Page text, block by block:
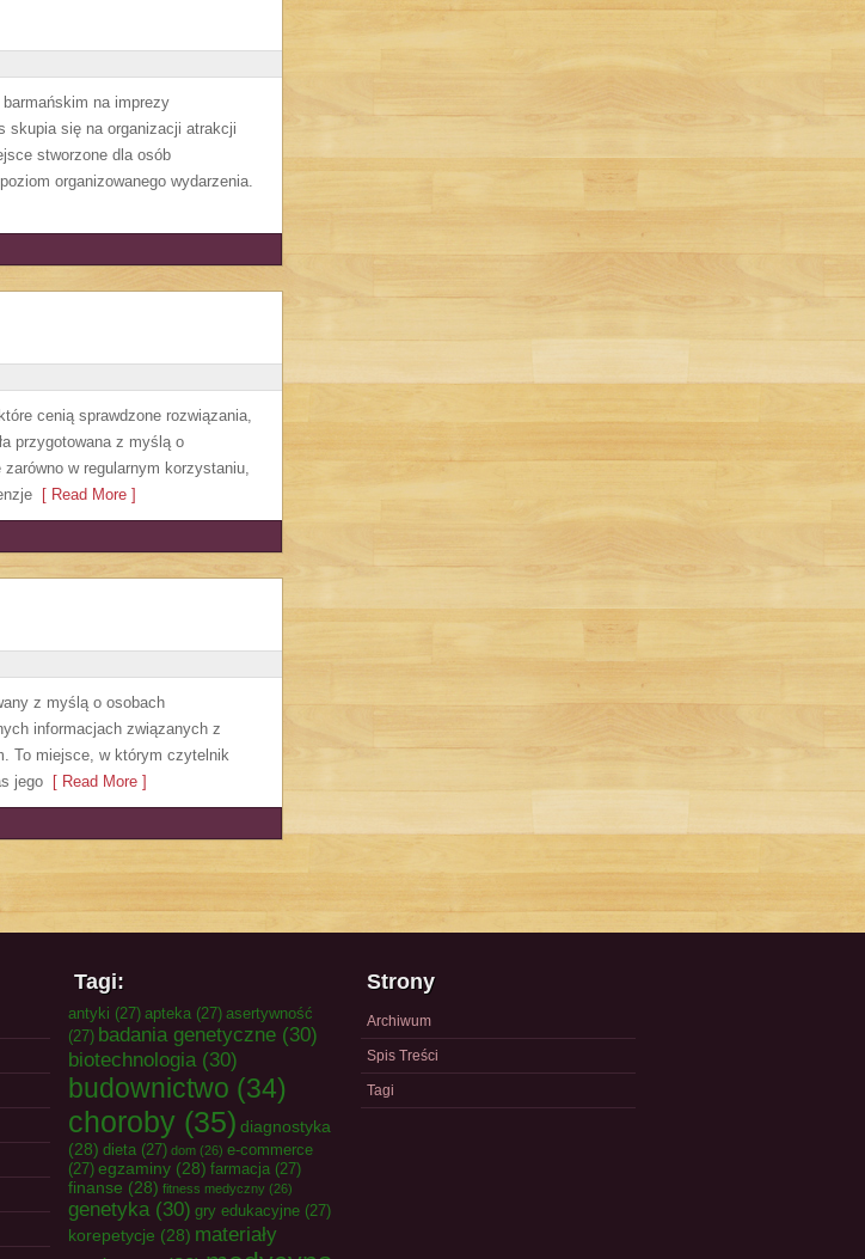
na imprezy
skupia się na organizacji atrakcji
stworzone dla osób
organizowanego wydarzenia.
cenią sprawdzone rozwiązania,
przygotowana z myślą o
w regularnym korzystaniu,
[ Read More ]
z myślą o osobach
informacjach związanych z
To miejsce, w którym czytelnik
jego [ Read More ]
Tagi:
antyki (27) apteka (27) asertywność
(27) badania genetyczne (30)
biotechnologia(30)
budownictwo (34)
choroby (35) diagnostyka
(28) dieta (27) dom (26) e-commerce
(27) egzaminy (28) farmacja (27)
finanse (28) fitness medyczny (26)
genetyka(30) gry edukacyjne (27)
korepetycje (28) materiały
Strony
Archiwum
Spis Treści
Tagi